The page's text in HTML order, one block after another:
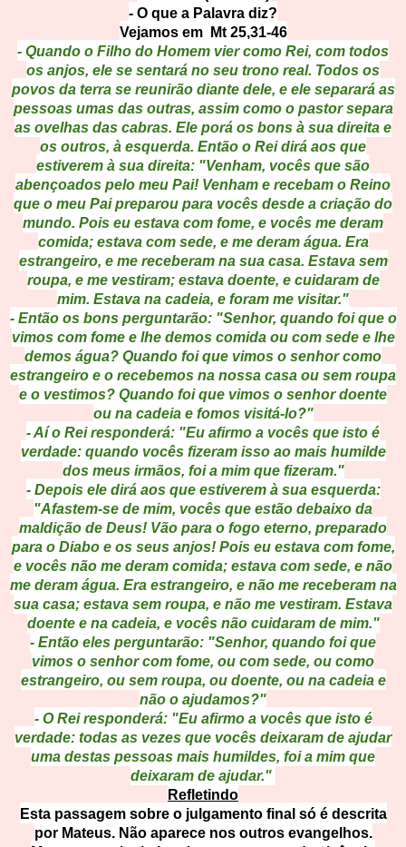
- O que a Palavra diz?
Vejamos em Mt 25,31-46
- Quando o Filho do Homem vier como Rei, com todos
os anjos, ele se sentará no seu trono real. Todos os
povos da terra se reunirão diante dele, e ele separará as
pessoas umas das outras, assim como o pastor separa
as ovelhas das cabras. Ele porá os bons à sua direita e
os outros, à esquerda. Então o Rei dirá aos que
estiverem à sua direita: "Venham, vocês que são
abençoados pelo meu Pai! Venham e recebam o Reino
que o meu Pai preparou para vocês desde a criação do
mundo. Pois eu estava com fome, e vocês me deram
comida; estava com sede, e me deram água. Era
estrangeiro, e me receberam na sua casa. Estava sem
roupa, e me vestiram; estava doente, e cuidaram de
mim. Estava na cadeia, e foram me visitar."
- Então os bons perguntarão: "Senhor, quando foi que o
vimos com fome e lhe demos comida ou com sede e lhe
demos água? Quando foi que vimos o senhor como
estrangeiro e o recebemos na nossa casa ou sem roupa
e o vestimos? Quando foi que vimos o senhor doente
ou na cadeia e fomos visitá-lo?"
- Aí o Rei responderá: "Eu afirmo a vocês que isto é
verdade: quando vocês fizeram isso ao mais humilde
dos meus irmãos, foi a mim que fizeram."
- Depois ele dirá aos que estiverem à sua esquerda:
"Afastem-se de mim, vocês que estão debaixo da
maldição de Deus! Vão para o fogo eterno, preparado
para o Diabo e os seus anjos! Pois eu estava com fome,
e vocês não me deram comida; estava com sede, e não
me deram água. Era estrangeiro, e não me receberam na
sua casa; estava sem roupa, e não me vestiram. Estava
doente e na cadeia, e vocês não cuidaram de mim."
- Então eles perguntarão: "Senhor, quando foi que
vimos o senhor com fome, ou com sede, ou como
estrangeiro, ou sem roupa, ou doente, ou na cadeia e
não o ajudamos?"
- O Rei responderá: "Eu afirmo a vocês que isto é
verdade: todas as vezes que vocês deixaram de ajudar
uma destas pessoas mais humildes, foi a mim que
deixaram de ajudar."
Refletindo
Esta passagem sobre o julgamento final só é descrita
por Mateus. Não aparece nos outros evangelhos.